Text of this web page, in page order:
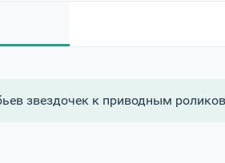
звездочек к приводным